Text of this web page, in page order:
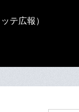
テ広報）